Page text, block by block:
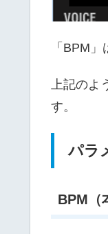
「BPM
上記のよ
す。
パラ
BPM（